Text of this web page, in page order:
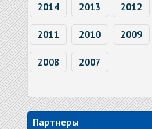
2014 2013 2012
2011 2010 2009
2008 2007
Партнеры